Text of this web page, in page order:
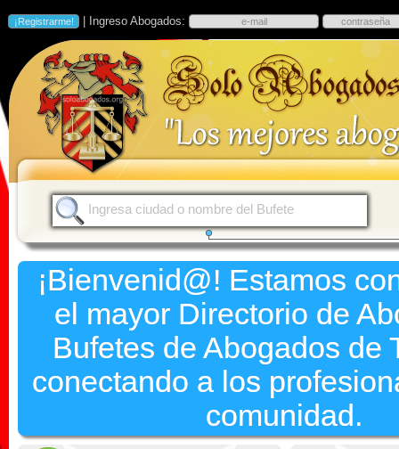
| Ingreso Abogados:
¡Bienvenid@! Estamos
el mayor Directorio de
Bufetes de Abogados de
conectando a los
comunidad.